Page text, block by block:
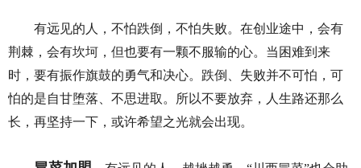
有远见的人，不怕跌倒，不怕失败。在创业途中，会有
荆棘，会有坎坷，但也要有一颗不服输的心。当困难到来
时，要有振作旗鼓的勇气和决心。跌倒、失败并不可怕，可
怕的是自甘堕落、不思进取。所以不要放弃，人生路还那么
长，再坚持一下，或许希望之光就会出现。